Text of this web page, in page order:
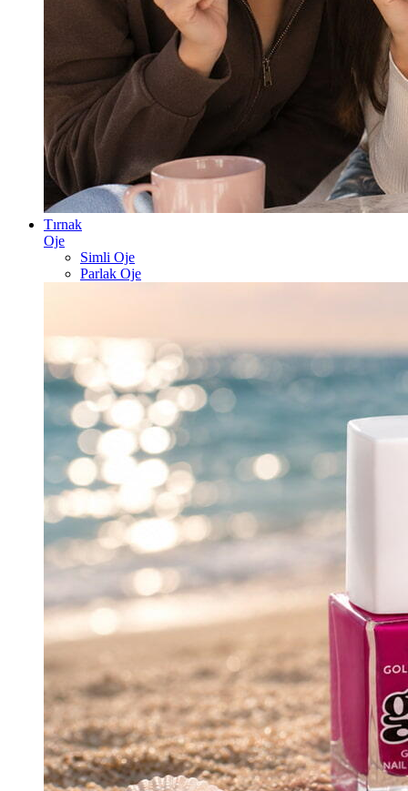
Tırnak
Oje
Simli Oje
Parlak Oje